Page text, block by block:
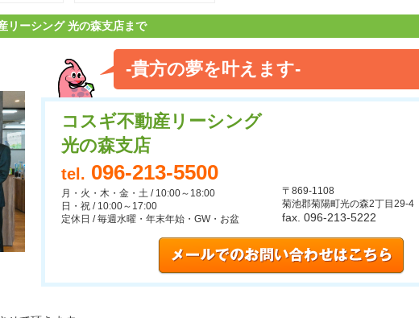
リーシング 光の森支店まで
-貴方の夢を叶えます-
コスギ不動産リーシング
光の森支店
tel. 096-213-5500
月・火・木・金・土 / 10:00～18:00
日・祝 / 10:00～17:00
定休日 / 毎週水曜・年末年始・GW・お盆
〒869-1108
菊池郡菊陽町光の森2丁目29-4
fax. 096-213-5222